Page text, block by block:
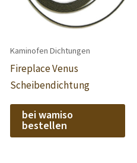
Kaminofen Dichtungen
Fireplace Venus
Scheibendichtung
bei wamiso
bestellen